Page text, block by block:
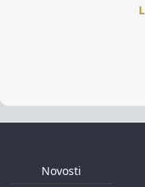
Novosti